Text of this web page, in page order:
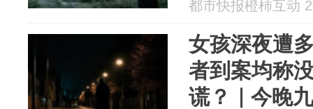
都市快报橙柿互动
女孩深夜遭
者到案均称
谎？｜今晚